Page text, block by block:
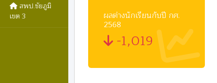
สพป.ชัยภูมิ
เขต 3
ผลต่างนักเรียนกับปี กศ.
2568
-1,019